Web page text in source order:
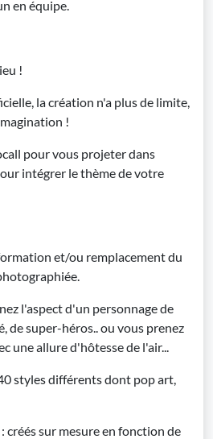
en équipe.
!
la création n'a plus de limite,
!
pour vous projeter dans
intégrer le thème de votre
et/ou remplacement du
l'aspect d'un personnage de
de super-héros.. ou vous prenez
une allure d'hôtesse de l'air...
styles différents dont pop art,
: créés sur mesure en fonction de